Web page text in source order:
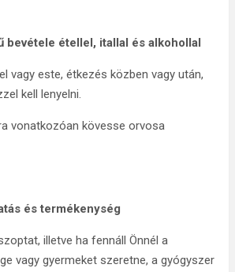
bevétele étellel, itallal és alkohollal
vagy este, étkezés közben vagy után,
kell lenyelni.
vonatkozóan kövesse orvosa
és termékenység
illetve ha fennáll Önnél a
vagy gyermeket szeretne, a gyógyszer